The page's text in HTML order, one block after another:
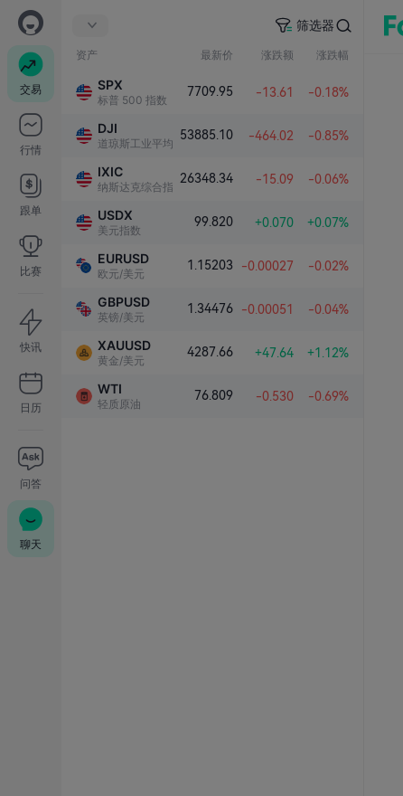
交易
行情
跟单
比赛
快讯
日历
问答
聊天
筛选器
资产 最新价 涨跌额 涨跌幅
SPX
标普 500 指数
7709.95 -13.61 -0.18%
DJI
道琼斯工业平均指数
53885.10 -464.02 -0.85%
IXIC
纳斯达克综合指数
26348.34 -15.09 -0.06%
USDX
美元指数
99.820 +0.070 +0.07%
EURUSD
欧元/美元
1.15203 -0.00027 -0.02%
GBPUSD
英镑/美元
1.34476 -0.00051 -0.04%
XAUUSD
黄金/美元
4287.66 +47.64 +1.12%
WTI
轻质原油
76.809 -0.530 -0.69%